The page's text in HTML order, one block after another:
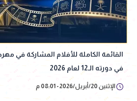
القائمة الكاملة للأفلام المشاركة في
في دورته الـ12 لعام 2026
الإثنين 20/أبريل/2026 - 08:01 م